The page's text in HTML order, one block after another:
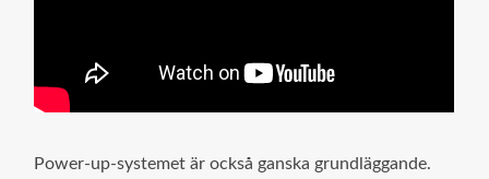
Power-up-systemet är också ganska grundläggande.